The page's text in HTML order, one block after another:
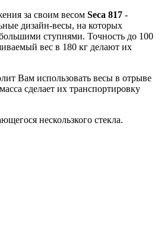
за своим весом Seca 817 -
дизайн-весы, на которых
ступнями. Точность до 100
вес в 180 кг делают их
Вам использовать весы в отрыве
сделает их транспортировку
нескользкого стекла.